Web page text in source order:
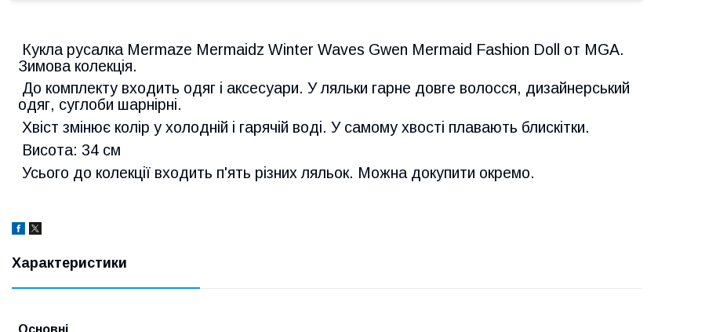
Кукла русалка Mermaze Mermaidz Winter Waves Gwen Mermaid Fashion Doll от MGA.
Зимова колекція.
До комплекту входить одяг і аксесуари. У ляльки гарне довге волосся, дизайнерський
одяг, суглоби шарнірні.
Хвіст змінює колір у холодній і гарячій воді. У самому хвості плавають блискітки.
Висота: 34 см
Усього до колекції входить п'ять різних ляльок. Можна докупити окремо.
Характеристики
Основні